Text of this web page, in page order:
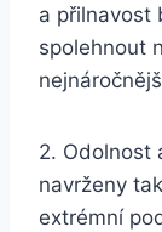
a přilnavost
spolehnout
2. Odolnost
navrženy
extrémní